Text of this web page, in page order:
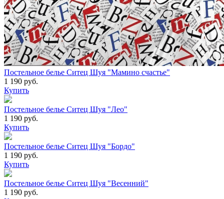
Постельное белье Ситец Шуя "Мамино счастье"
1 190 руб.
Купить
Постельное белье Ситец Шуя "Лео"
1 190 руб.
Купить
Постельное белье Ситец Шуя "Бордо"
1 190 руб.
Купить
Постельное белье Ситец Шуя "Весенний"
1 190 руб.